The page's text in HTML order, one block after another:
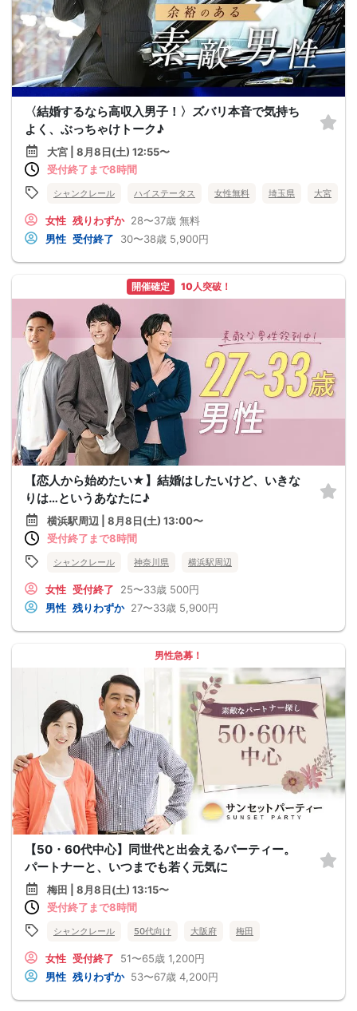
〈結婚するなら高収入男子！〉ズバリ本音で気持ち
よく、ぶっちゃけトーク♪
大宮 | 8月8日(土) 12:55〜
受付終了まで8時間
シャンクレール ハイステータス 女性無料 埼玉県 大宮
女性 残りわずか 28〜37歳 無料
男性 受付終了 30〜38歳 5,900円
開催確定 10人突破！
【恋人から始めたい★】結婚はしたいけど、いきな
りは…というあなたに♪
横浜駅周辺 | 8月8日(土) 13:00〜
受付終了まで8時間
シャンクレール 神奈川県 横浜駅周辺
女性 受付終了 25〜33歳 500円
男性 残りわずか 27〜33歳 5,900円
男性急募！
【50・60代中心】同世代と出会えるパーティー。
パートナーと、いつまでも若く元気に
梅田 | 8月8日(土) 13:15〜
受付終了まで8時間
シャンクレール 50代向け 大阪府 梅田
女性 受付終了 51〜65歳 1,200円
男性 残りわずか 53〜67歳 4,200円